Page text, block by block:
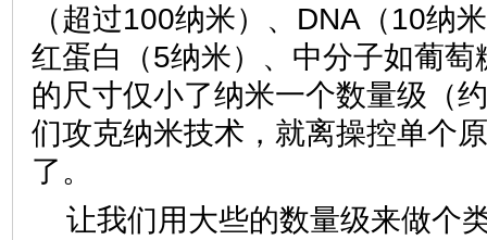
（超过100纳米）、DNA（10纳
红蛋白（5纳米）、中分子如葡萄
的尺寸仅小了纳米一个数量级（
们攻克纳米技术，就离操控单个
了。
让我们用大些的数量级来做个